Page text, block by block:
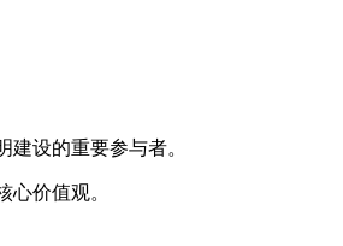
设的重要参与者。
价值观。